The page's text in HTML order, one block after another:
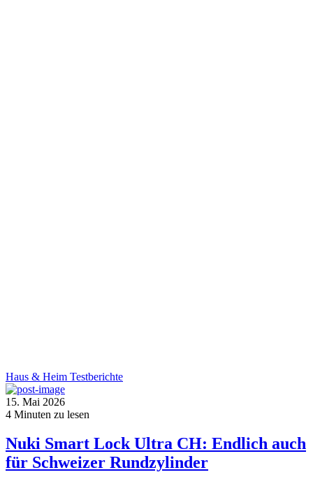
Haus & Heim Testberichte
15. Mai 2026
4 Minuten zu lesen
Nuki Smart Lock Ultra CH: Endlich auch
für Schweizer Rundzylinder